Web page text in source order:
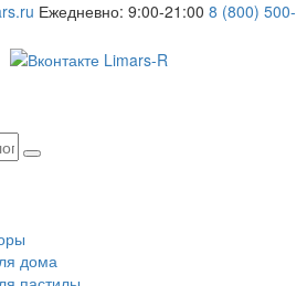
Ежедневно: 9:00-21:00 8 (800) 500-
дома